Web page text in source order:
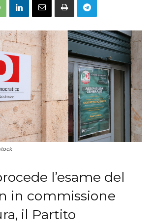
l’esame del
in commissione
il Partito